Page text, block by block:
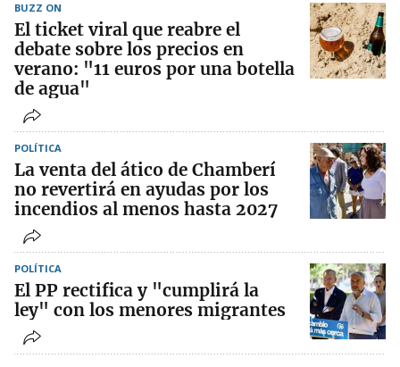
BUZZ ON
El ticket viral que reabre el
debate sobre los precios en
verano: "11 euros por una botella
de agua"
POLÍTICA
La venta del ático de Chamberí
no revertirá en ayudas por los
incendios al menos hasta 2027
POLÍTICA
El PP rectifica y "cumplirá la
ley" con los menores migrantes